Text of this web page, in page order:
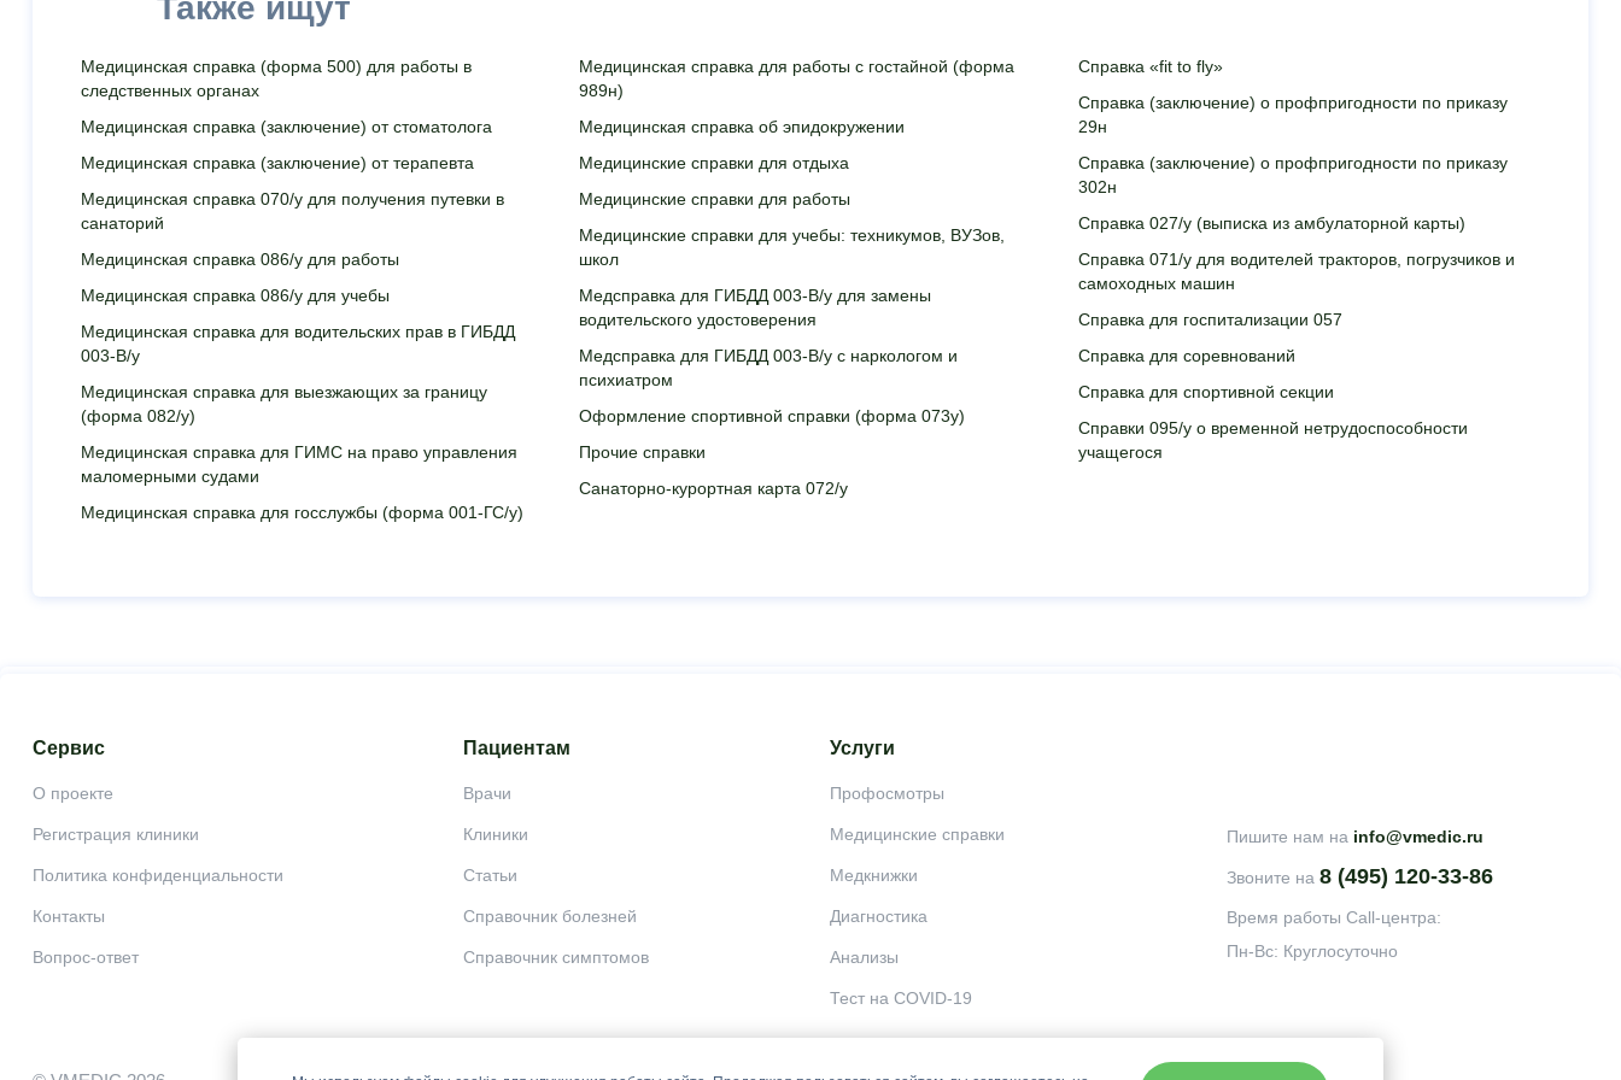
Также ищут
Медицинская cправка (форма 500) для работы в
следственных органах
Медицинская справка (заключение) от стоматолога
Медицинская справка (заключение) от терапевта
Медицинская справка 070/у для получения путевки в
санаторий
Медицинская справка 086/у для работы
Медицинская справка 086/у для учебы
Медицинская справка для водительских прав в ГИБДД
003-В/у
Медицинская справка для выезжающих за границу
(форма 082/у)
Медицинская справка для ГИМС на право управления
маломерными судами
Медицинская справка для госслужбы (форма 001-ГС/у)
Медицинская справка для работы с гостайной (форма
989н)
Медицинская справка об эпидокружении
Медицинские справки для отдыха
Медицинские справки для работы
Медицинские справки для учебы: техникумов, ВУЗов,
школ
Медсправка для ГИБДД 003-В/у для замены
водительского удостоверения
Медсправка для ГИБДД 003-В/у с наркологом и
психиатром
Оформление спортивной справки (форма 073у)
Прочие справки
Санаторно-курортная карта 072/у
Справка «fit to fly»
Справка (заключение) о профпригодности по приказу
29н
Справка (заключение) о профпригодности по приказу
302н
Справка 027/у (выписка из амбулаторной карты)
Справка 071/у для водителей тракторов, погрузчиков и
самоходных машин
Справка для госпитализации 057
Справка для соревнований
Справка для спортивной секции
Справки 095/у о временной нетрудоспособности
учащегося
Сервис
О проекте
Регистрация клиники
Политика конфиденциальности
Контакты
Вопрос-ответ
Пациентам
Врачи
Клиники
Статьи
Справочник болезней
Справочник симптомов
Услуги
Профосмотры
Медицинские справки
Медкнижки
Диагностика
Анализы
Тест на COVID-19
Пишите нам на info@vmedic.ru
Звоните на 8 (495) 120-33-86
Время работы Call-центра:
Пн-Вс: Круглосуточно